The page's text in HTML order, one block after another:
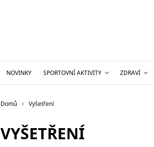
NOVINKY SPORTOVNÍ AKTIVITY ZDRAVÍ
Domů Vyšetření
VYŠETŘENÍ